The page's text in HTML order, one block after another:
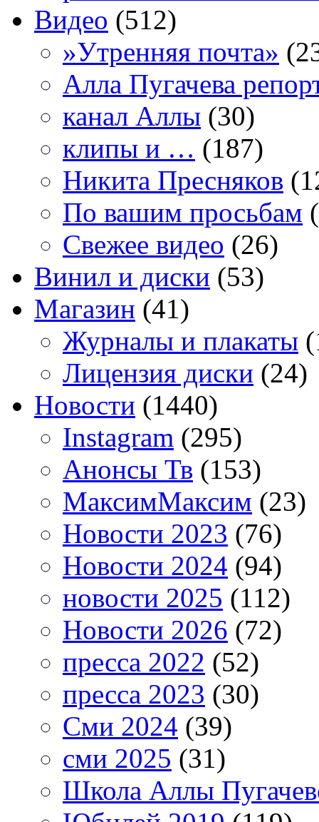
Видео (512)
»Утренняя почта»
Алла Пугачева
канал Аллы (30)
клипы и … (187)
Никита Пресняков
По вашим просьбам
Свежее видео (26)
Винил и диски (53)
Магазин (41)
Журналы и плакаты
Лицензия диски (24)
Новости (1440)
Instagram (295)
Анонсы Тв (153)
МаксимМаксим (23)
Новости 2023 (76)
Новости 2024 (94)
новости 2025 (112)
Новости 2026 (72)
пресса 2022 (52)
пресса 2023 (30)
Сми 2024 (39)
сми 2025 (31)
Школа Аллы